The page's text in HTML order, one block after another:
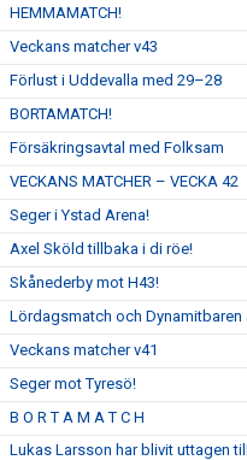
HEMMAMATCH!
Veckans matcher v43
Förlust i Uddevalla med 29–28
BORTAMATCH!
Försäkringsavtal med Folksam
VECKANS MATCHER – VECKA 42
Seger i Ystad Arena!
Axel Sköld tillbaka i di röe!
Skånederby mot H43!
Lördagsmatch och Dynamitbaren
Veckans matcher v41
Seger mot Tyresö!
B O R T A M A T C H
Lukas Larsson har blivit uttagen